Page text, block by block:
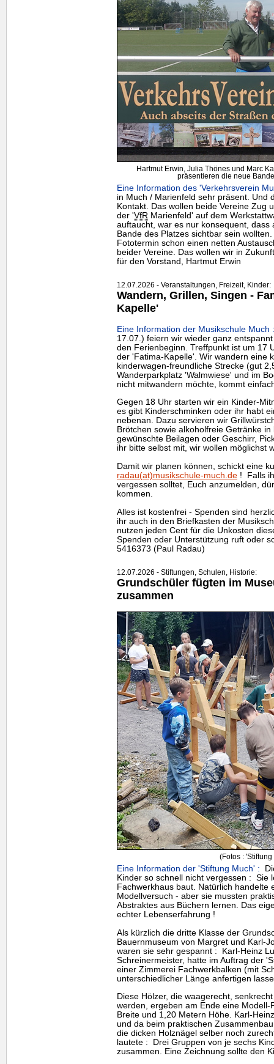
Hartmut Erwin, Julia Thönes und Marc
präsentieren die neue
Eine Information des 'Verkehrsverein
in Much / Marienfeld sehr präsent. Und
Kontakt. Das wollen beide Vereine Zug
der 'VfR Marienfeld' auf dem
auftaucht, war es nur konsequent, dass
Bande des Platzes sichtbar sein
Fototermin schon einen netten
beider Vereine. Das wollen wir in
für den Vorstand, Hartmut Erwin
12.07.2026 - Veranstaltungen, Freizeit, Kinder:
Wandern, Grillen, Singen -
Kapelle'
Eine Information der Musikschule Much :
17.07.) feiern wir wieder ganz
den Ferienbeginn. Treffpunkt ist um 17
der 'Fatima-Kapelle'. Wir wandern eine
kinderwagen-freundliche Strecke (gut
Wanderparkplatz 'Walmwiese' und im
nicht mitwandern möchte, kommt
Gegen 18 Uhr starten wir ein Kinder-
es gibt Kinderschminken oder ihr habt
nebenan. Dazu servieren wir
Brötchen sowie alkoholfreie Getränke
gewünschte Beilagen oder Geschirr,
ihr bitte selbst mit, wir wollen möglichst
Damit wir planen können, schickt eine
radau(at)musikschule-much.de ! Falls
vergessen solltet, Euch anzumelden,
kommen.
Alles ist kostenfrei - Spenden sind
ihr auch in den Briefkasten der
nutzen jeden Cent für die Unkosten
Spenden oder Unterstützung ruft oder
5416373 (Paul Radau)
12.07.2026 - Stiftungen, Schulen, Historie:
Grundschüler fügten im
zusammen
(Fotos : 'Stiftung
Eine Information der 'Stiftung Much' :
Kinder so schnell nicht vergessen : Sie
Fachwerkhaus baut. Natürlich handelte
Modellversuch - aber sie mussten
Abstraktes aus Büchern lernen. Das
echter Lebenserfahrung !
Als kürzlich die dritte Klasse der
Bauernmuseum von Margret und Karl-
waren sie sehr gespannt : Karl-Heinz
Schreinermeister, hatte im Auftrag der
einer Zimmerei Fachwerkbalken (mit
unterschiedlicher Länge anfertigen
Diese Hölzer, die waagerecht,
werden, ergeben am Ende eine
Breite und 1,20 Metern Höhe. Karl-
und da beim praktischen
die dicken Holznägel selber noch
lautete : Drei Gruppen von je sechs
zusammen. Eine Zeichnung sollte den